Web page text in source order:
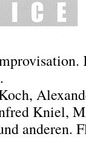
Kniel,
anderen.